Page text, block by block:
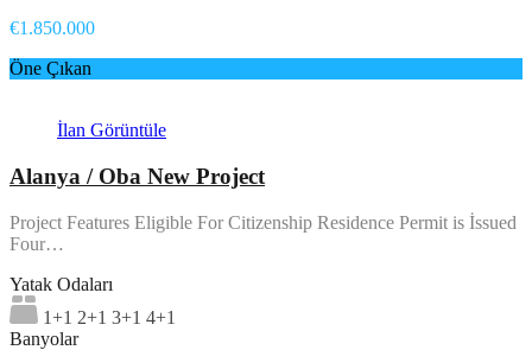
€1.850.000
Öne Çıkan
İlan Görüntüle
Alanya / Oba New Project
Project Features Eligible For Citizenship Residence Permit is İssued
Four…
Yatak Odaları
1+1 2+1 3+1 4+1
Banyolar